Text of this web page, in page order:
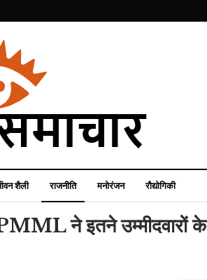
शैली राजनीति मनोरंजन रौद्योगिकी
ने इतने उम्मीदवारों के